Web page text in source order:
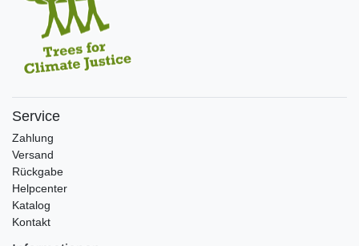
Service
Zahlung
Versand
Rückgabe
Helpcenter
Katalog
Kontakt